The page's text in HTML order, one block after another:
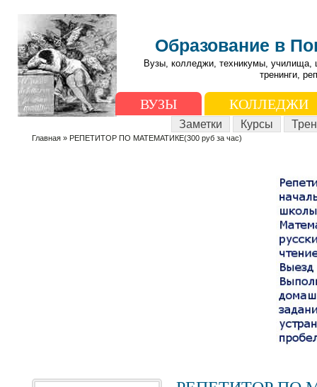
Образование в
Вузы, колледжи, техникумы,
тренинги,
ВУЗЫ КОЛЛЕДЖИ
Заметки Курсы
Главная » РЕПЕТИТОР ПО МАТЕМАТИКЕ(300 руб за час)